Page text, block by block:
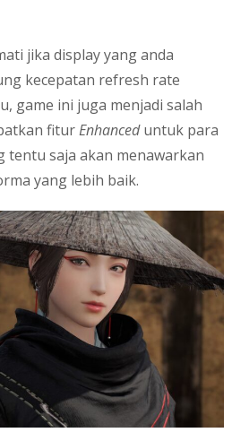
jika display yang anda
kecepatan refresh rate
game ini juga menjadi salah
fiturEnhanceduntuk para
tentu saja akan menawarkan
yang lebih baik.